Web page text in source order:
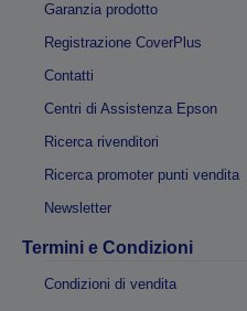
Garanzia prodotto
Registrazione CoverPlus
Contatti
Centri di Assistenza Epson
Ricerca rivenditori
Ricerca promoter punti vendita
Newsletter
Termini e Condizioni
Condizioni di vendita